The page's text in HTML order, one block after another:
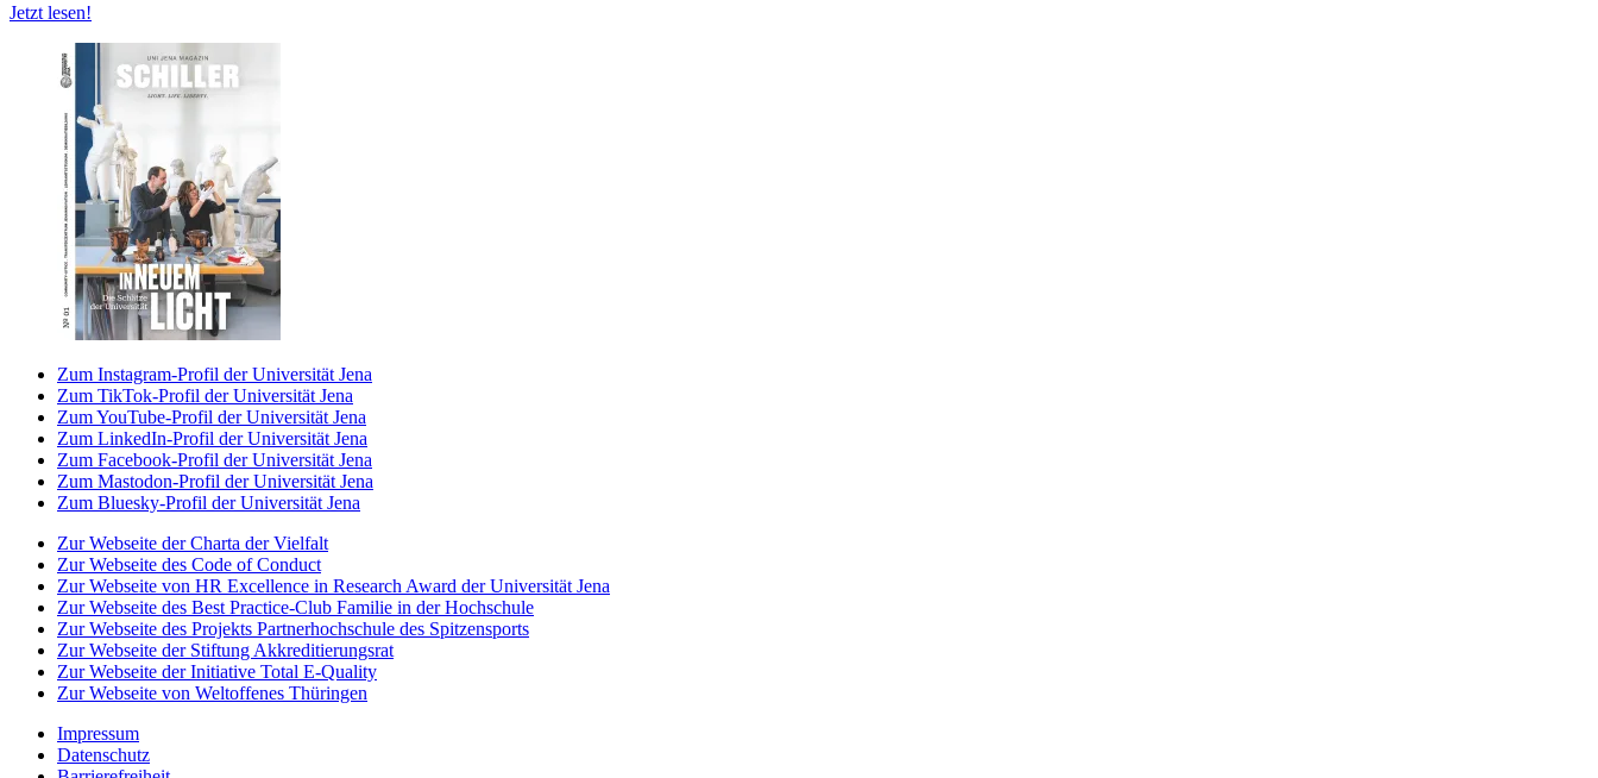
Jetzt lesen!
Zum Instagram-Profil der Universität Jena
Zum TikTok-Profil der Universität Jena
Zum YouTube-Profil der Universität Jena
Zum LinkedIn-Profil der Universität Jena
Zum Facebook-Profil der Universität Jena
Zum Mastodon-Profil der Universität Jena
Zum Bluesky-Profil der Universität Jena
Zur Webseite der Charta der Vielfalt
Zur Webseite des Code of Conduct
Zur Webseite von HR Excellence in Research Award der Universität Jena
Zur Webseite des Best Practice-Club Familie in der Hochschule
Zur Webseite des Projekts Partnerhochschule des Spitzensports
Zur Webseite der Stiftung Akkreditierungsrat
Zur Webseite der Initiative Total E-Quality
Zur Webseite von Weltoffenes Thüringen
Impressum
Datenschutz